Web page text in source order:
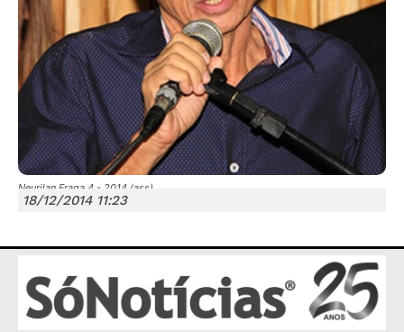
JUNTE-SE NO WHATSAPP
HOME
Neurilan Fraga 4 - 2014 (ass)
18/12/2014 11:23